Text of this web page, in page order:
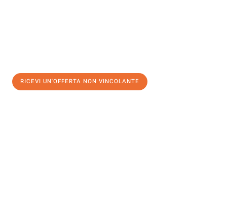
RICEVI UN'OFFERTA NON VINCOLANTE